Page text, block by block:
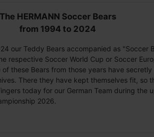
The HERMANN Soccer Bears
from 1994 to 2024
our Teddy Bears accompanied as "Soccer
respective Soccer World Cup or Soccer
of these Bears from those years have secretly
There they have kept themselves fit, so
today for our German Team during the
2026.